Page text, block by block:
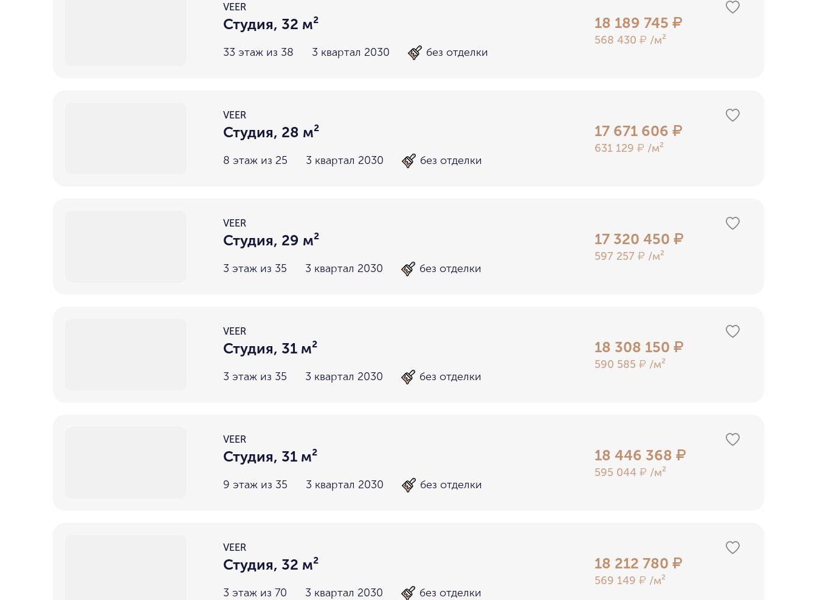
30-50 миллионов
VEER
Студия, 32 м²
33 этаж из 38 3 квартал 2030 без отделки
18 189 745 ₽
568 430 ₽ /м²
VEER
Студия, 28 м²
8 этаж из 25 3 квартал 2030 без отделки
17 671 606 ₽
631 129 ₽ /м²
VEER
Студия, 29 м²
3 этаж из 35 3 квартал 2030 без отделки
17 320 450 ₽
597 257 ₽ /м²
VEER
Студия, 31 м²
3 этаж из 35 3 квартал 2030 без отделки
18 308 150 ₽
590 585 ₽ /м²
VEER
Студия, 31 м²
9 этаж из 35 3 квартал 2030 без отделки
18 446 368 ₽
595 044 ₽ /м²
VEER
Студия, 32 м²
3 этаж из 70 3 квартал 2030 без отделки
18 212 780 ₽
569 149 ₽ /м²